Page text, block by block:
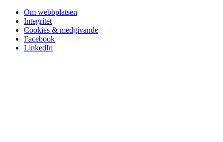
Om webbplatsen
Integritet
Cookies & medgivande
Facebook
LinkedIn